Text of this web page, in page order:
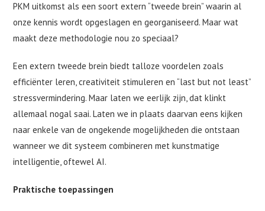
PKM uitkomst als een soort extern “tweede brein” waarin al
onze kennis wordt opgeslagen en georganiseerd. Maar wat
maakt deze methodologie nou zo speciaal?
Een extern tweede brein biedt talloze voordelen zoals
efficiënter leren, creativiteit stimuleren en “last but not least”
stressvermindering. Maar laten we eerlijk zijn, dat klinkt
allemaal nogal saai. Laten we in plaats daarvan eens kijken
naar enkele van de ongekende mogelijkheden die ontstaan
wanneer we dit systeem combineren met kunstmatige
intelligentie, oftewel AI.
Praktische toepassingen